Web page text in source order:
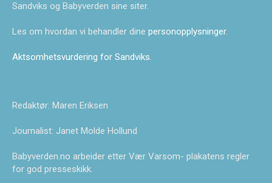
Sandviks og Babyverden sine siter.
Les om hvordan vi behandler dine personopplysninger.
Aktsomhetsvurdering for Sandviks.
Redaktør: Maren Eriksen
Journalist: Janet Molde Hollund
Babyverden.no arbeider etter Vær Varsom- plakatens regler
for god presseskikk.